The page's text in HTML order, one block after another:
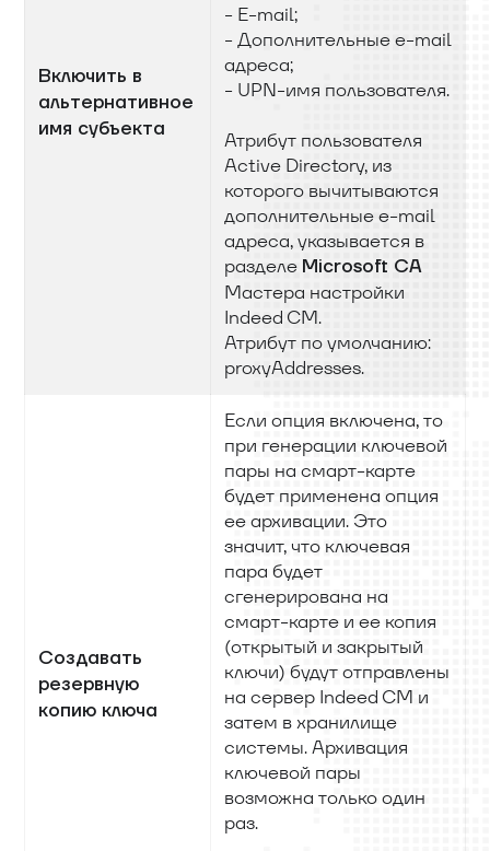
Включить в
альтернативное
имя субъекта
- E-mail;
- Дополнительные e-mail
адреса;
- UPN-имя пользователя.
Атрибут пользователя
Active Directory, из
которого вычитываются
дополнительные e-mail
адреса, указывается в
разделе Microsoft CA
Мастера настройки
Indeed CM.
Атрибут по умолчанию:
proxyAddresses.
Создавать
резервную
копию ключа
Если опция включена, то
при генерации ключевой
пары на смарт-карте
будет применена опция
ее архивации. Это
значит, что ключевая
пара будет
сгенерирована на
смарт-карте и ее копия
(открытый и закрытый
ключи) будут отправлены
на сервер Indeed CM и
затем в хранилище
системы. Архивация
ключевой пары
возможна только один
раз.